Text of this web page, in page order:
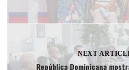
NEXT
República Dominicana